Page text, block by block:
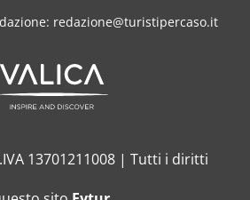
redazione@turistipercaso.it
13701211008 | Tutti i diritti